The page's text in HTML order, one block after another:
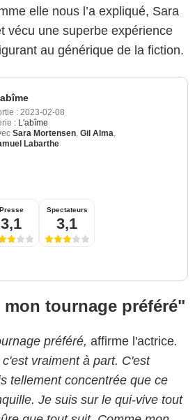
elle nous l’a expliqué, Sara
vécu une superbe expérience
au générique de la fiction.
: 2023-02-08
: L'abîme
Sara Mortensen Gil Alma
Labarthe
Presse
3,1
Spectateurs
3,1
mon tournage préféré"
préféré, affirme l'actrice.
vraiment à part. C'est
tellement concentrée que ce
Je suis sur le qui-vive tout